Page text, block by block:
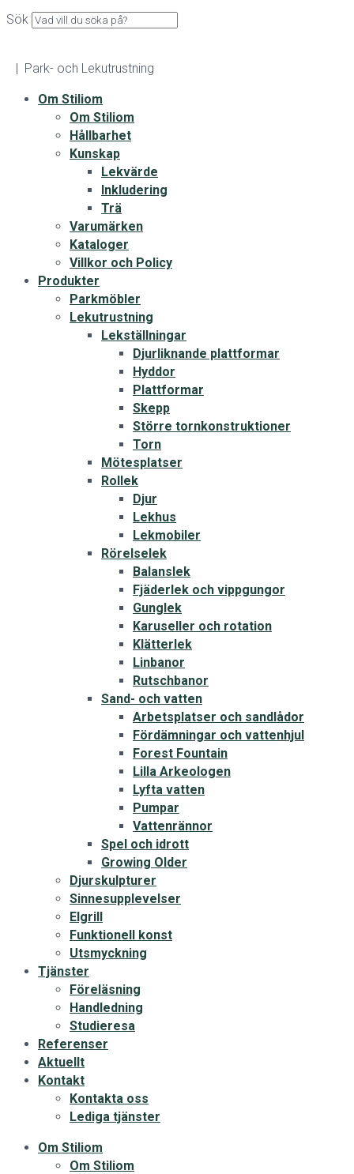
Sök
| Park- och Lekutrustning
Om Stiliom
Om Stiliom
Hållbarhet
Kunskap
Lekvärde
Inkludering
Trä
Varumärken
Kataloger
Villkor och Policy
Produkter
Parkmöbler
Lekutrustning
Lekställningar
Djurliknande plattformar
Hyddor
Plattformar
Skepp
Större tornkonstruktioner
Torn
Mötesplatser
Rollek
Djur
Lekhus
Lekmobiler
Rörelselek
Balanslek
Fjäderlek och vippgungor
Gunglek
Karuseller och rotation
Klätterlek
Linbanor
Rutschbanor
Sand- och vatten
Arbetsplatser och sandlådor
Fördämningar och vattenhjul
Forest Fountain
Lilla Arkeologen
Lyfta vatten
Pumpar
Vattenrännor
Spel och idrott
Growing Older
Djurskulpturer
Sinnesupplevelser
Elgrill
Funktionell konst
Utsmyckning
Tjänster
Föreläsning
Handledning
Studieresa
Referenser
Aktuellt
Kontakt
Kontakta oss
Lediga tjänster
Om Stiliom
Om Stiliom